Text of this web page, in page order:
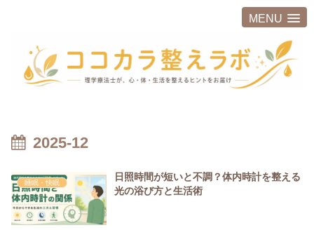
MENU
2025-12
睡眠・快眠
日照時間が短いと不調？体内時計を整える
光の浴び方と生活術